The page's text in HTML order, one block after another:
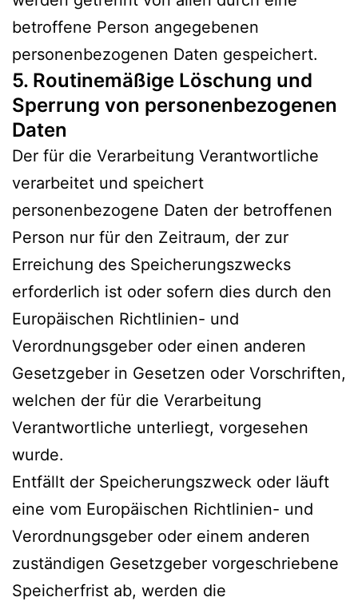
betroffene Person angegebenen
personenbezogenen Daten gespeichert.
5. Routinemäßige Löschung und
Sperrung von personenbezogenen
Daten
Der für die Verarbeitung Verantwortliche
verarbeitet und speichert
personenbezogene Daten der betroffenen
Person nur für den Zeitraum, der zur
Erreichung des Speicherungszwecks
erforderlich ist oder sofern dies durch den
Europäischen Richtlinien- und
Verordnungsgeber oder einen anderen
Gesetzgeber in Gesetzen oder Vorschriften,
welchen der für die Verarbeitung
Verantwortliche unterliegt, vorgesehen
wurde.
Entfällt der Speicherungszweck oder läuft
eine vom Europäischen Richtlinien- und
Verordnungsgeber oder einem anderen
zuständigen Gesetzgeber vorgeschriebene
Speicherfrist ab, werden die